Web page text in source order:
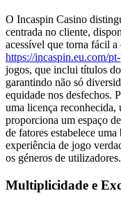
O Incaspin Casino
centrada no cliente,
acessível que torna fácil
https://incaspin.eu.com/
jogos, que inclui títulos
garantindo não só
equidade nos desfechos.
uma licença reconhecida,
proporciona um espaço
de fatores estabelece
experiência de jogo
os géneros de utilizadores.
Multiplicidade e